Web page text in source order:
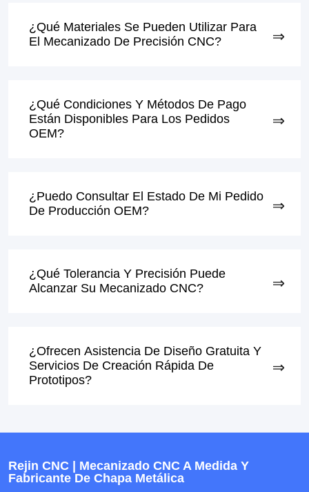
¿Qué Materiales Se Pueden Utilizar Para
El Mecanizado De Precisión CNC?
¿Qué Condiciones Y Métodos De Pago
Están Disponibles Para Los Pedidos
OEM?
¿Puedo Consultar El Estado De Mi Pedido
De Producción OEM?
¿Qué Tolerancia Y Precisión Puede
Alcanzar Su Mecanizado CNC?
¿Ofrecen Asistencia De Diseño Gratuita Y
Servicios De Creación Rápida De
Prototipos?
Rejin CNC | Mecanizado CNC A Medida Y
Fabricante De Chapa Metálica